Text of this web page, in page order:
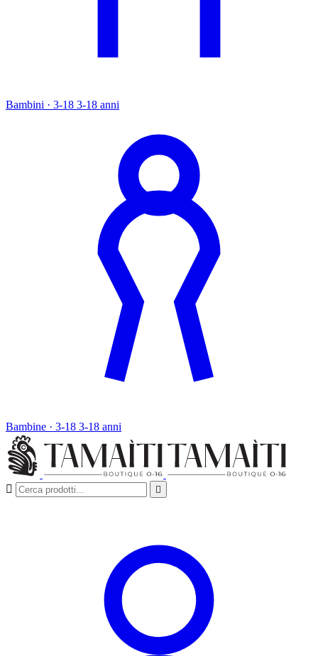
Bambini · 3-18 3-18 anni
Bambine · 3-18 3-18 anni
 